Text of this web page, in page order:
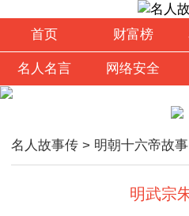
首页 财富榜
名人名言 网络安全
名人故事传 > 明朝十六帝故事
明武宗